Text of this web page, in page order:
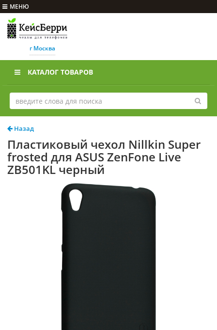
МЕНЮ
г Москва
КАТАЛОГ ТОВАРОВ
Назад
Пластиковый чехол Nillkin Super
frosted для ASUS ZenFone Live
ZB501KL черный